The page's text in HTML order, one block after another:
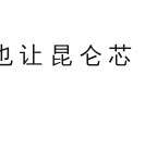
让昆仑芯